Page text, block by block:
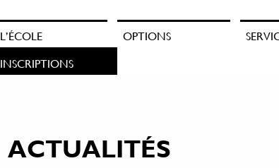
L’ÉCOLE OPTIONS
INSCRIPTIONS
ACTUALITÉS